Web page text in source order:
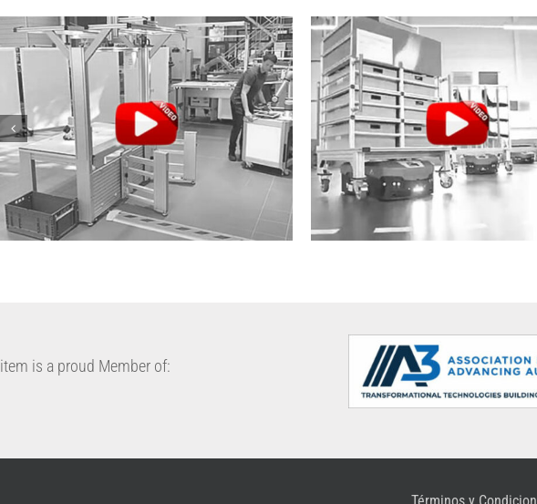
Robotic Collaboration with item Modern Intralogistics: item
item is a proud Member of: